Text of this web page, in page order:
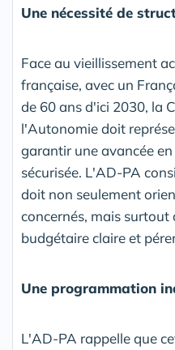
Une nécessité de
Face au vieillissement
française, avec un
de 60 ans d'ici 2030, la
l'Autonomie doit
garantir une avancée
sécurisée. L'AD-PA
doit non seulement
concernés, mais
budgétaire claire et
Une programmation
L'AD-PA rappelle que